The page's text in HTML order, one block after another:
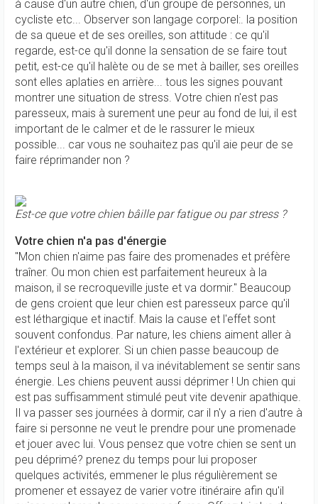
à cause d'un autre chien, d'un groupe de personnes, un
cycliste etc... Observer son langage corporel:. la position
de sa queue et de ses oreilles, son attitude : ce qu'il
regarde, est-ce qu'il donne la sensation de se faire tout
petit, est-ce qu'il halète ou de se met à bailler, ses oreilles
sont elles aplaties en arrière... tous les signes pouvant
montrer une situation de stress. Votre chien n'est pas
paresseux, mais à surement une peur au fond de lui, il est
important de le calmer et de le rassurer le mieux
possible... car vous ne souhaitez pas qu'il aie peur de se
faire réprimander non ?
Est-ce que votre chien bâille par fatigue ou par stress ?
Votre chien n'a pas d'énergie
"Mon chien n'aime pas faire des promenades et préfère
traîner. Ou mon chien est parfaitement heureux à la
maison, il se recroqueville juste et va dormir." Beaucoup
de gens croient que leur chien est paresseux parce qu'il
est léthargique et inactif. Mais la cause et l'effet sont
souvent confondus. Par nature, les chiens aiment aller à
l'extérieur et explorer. Si un chien passe beaucoup de
temps seul à la maison, il va inévitablement se sentir sans
énergie. Les chiens peuvent aussi déprimer ! Un chien qui
est pas suffisamment stimulé peut vite devenir apathique.
Il va passer ses journées à dormir, car il n'y a rien d'autre à
faire si personne ne veut le prendre pour une promenade
et jouer avec lui. Vous pensez que votre chien se sent un
peu déprimé? prenez du temps pour lui proposer
quelques activités, emmener le plus régulièrement se
promener et essayez de varier votre itinéraire afin qu'il